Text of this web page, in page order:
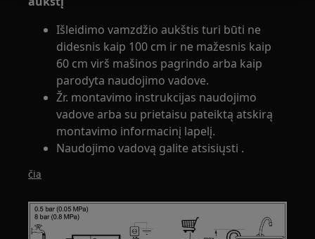
Išleidimo vamzdžio aukštis turi būti ne
didesnis kaip 100 cm ir ne mažesnis kaip
60 cm virš mašinos pagrindo arba kaip
parodyta naudojimo vadove.
Žr. montavimo instrukcijas naudojimo
vadove arba su prietaisu pateiktą atskirą
montavimo informacinį lapelį.
Naudojimo vadovą galite atsisiųsti .
čia